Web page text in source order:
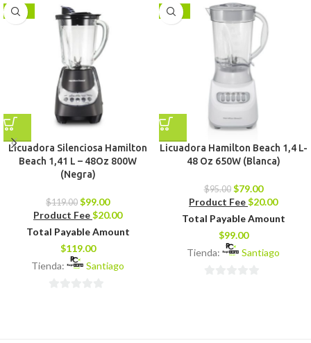
-17%
Licuadora Silenciosa Hamilton
Beach 1,41 L – 48Oz 800W
(Negra)
$119.00 $99.00
Product Fee$20.00
Total Payable Amount
$119.00
Tienda:
Santiago
-17%
Licuadora Hamilton Beach 1,4 L-
48 Oz 650W (Blanca)
$95.00 $79.00
Product Fee$20.00
Total Payable Amount
$99.00
Tienda:
Santiago